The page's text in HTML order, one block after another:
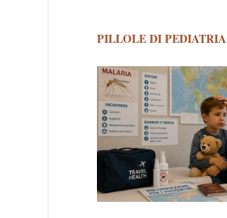
PILLOLE DI PEDIATRIA